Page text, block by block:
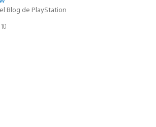
Blog de PlayStation
10